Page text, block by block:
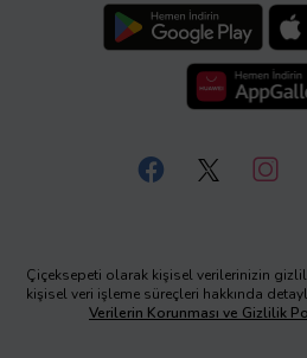
Çiçeksepeti olarak kişisel verilerinizin
kişisel veri işleme süreçleri hakkında
Verilerin Korunması ve Gizlilik